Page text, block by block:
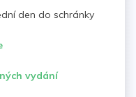
den do schránky
vydání